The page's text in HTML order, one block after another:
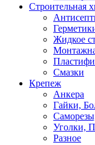
Строительная
Жидкое
Смазки
Крепеж
Анкера
Гайки,
Уголки,
Разное